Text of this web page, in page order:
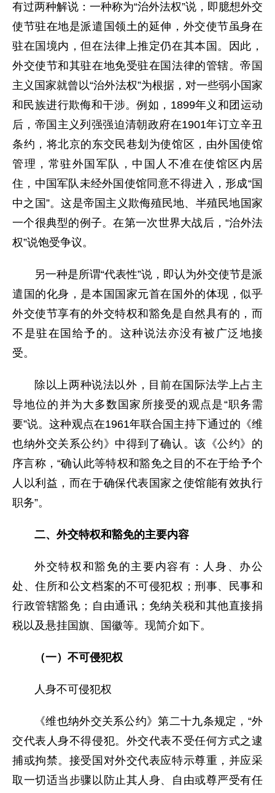
有过两种解说：一种称为“治外法权”说，即臆想外交
使节驻在地是派遣国领土的延伸，外交使节虽身在
驻在国境内，但在法律上推定仍在其本国。因此，
外交使节和其驻在地免受驻在国法律的管辖。帝国
主义国家就曾以“治外法权”为根据，对一些弱小国家
和民族进行欺侮和干涉。例如，1899年义和团运动
后，帝国主义列强强迫清朝政府在1901年订立辛丑
条约，将北京的东交民巷划为使馆区，由外国使馆
管理，常驻外国军队，中国人不准在使馆区内居
住，中国军队未经外国使馆同意不得进入，形成“国
中之国”。这是帝国主义欺侮殖民地、半殖民地国家
一个很典型的例子。在第一次世界大战后，“治外法
权”说饱受争议。
另一种是所谓“代表性”说，即认为外交使节是派
遣国的化身，是本国国家元首在国外的体现，似乎
外交使节享有的外交特权和豁免是自然具有的，而
不是驻在国给予的。这种说法亦没有被广泛地接
受。
除以上两种说法以外，目前在国际法学上占主
导地位的并为大多数国家所接受的观点是“职务需
要”说。这种观点在1961年联合国主持下通过的《维
也纳外交关系公约》中得到了确认。该《公约》的
序言称，“确认此等特权和豁免之目的不在于给予个
人以利益，而在于确保代表国家之使馆能有效执行
职务”。
二、外交特权和豁免的主要内容
外交特权和豁免的主要内容有：人身、办公
处、住所和公文档案的不可侵犯权；刑事、民事和
行政管辖豁免；自由通讯；免纳关税和其他直接捐
税以及悬挂国旗、国徽等。现简介如下。
（一）不可侵犯权
人身不可侵犯权
《维也纳外交关系公约》第二十九条规定，“外
交代表人身不得侵犯。外交代表不受任何方式之逮
捕或拘禁。接受国对外交代表应特示尊重，并应采
取一切适当步骤以防止其人身、自由或尊严受有任